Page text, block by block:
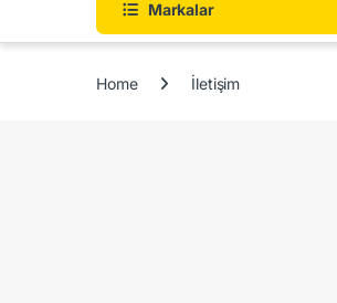
Markalar
Home İletişim